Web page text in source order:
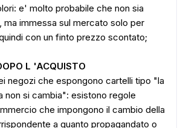
e' molto probabile che non sia
ma immessa sul mercato solo per
con un finto prezzo scontato;
L 'ACQUISTO
negozi che espongono cartelli tipo "la
non si cambia": esistono regole
che impongono il cambio della
a quanto propagandato o